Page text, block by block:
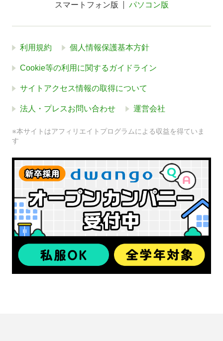
スマートフォン版 パソコン版
利用規約 個人情報保護基本方針
Cookie等の利用に関するガイドライン
サイトアクセス情報の取得について
法人・プレスお問い合わせ 運営会社
※本サイトはアフィリエイトプログラムによる収益を得ていま
す